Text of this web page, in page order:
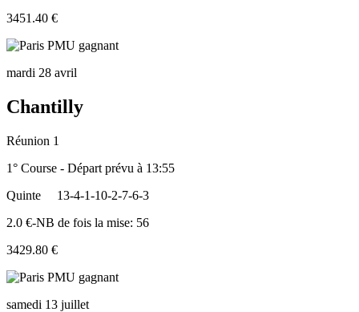
3451.40 €
mardi 28 avril
Chantilly
Réunion 1
1° Course - Départ prévu à 13:55
Quinte
13-4-1-10-2-7-6-3
2.0 €-NB de fois la mise: 56
3429.80 €
samedi 13 juillet